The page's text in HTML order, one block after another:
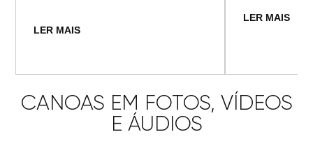
LER MAIS
LER MAIS
CANOAS EM FOTOS, VÍDEOS
E ÁUDIOS